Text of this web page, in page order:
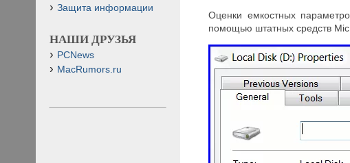
Оценки емкостных
помощью штатных средств
Защита информации
НАШИ ДРУЗЬЯ
PCNews
MacRumors.ru